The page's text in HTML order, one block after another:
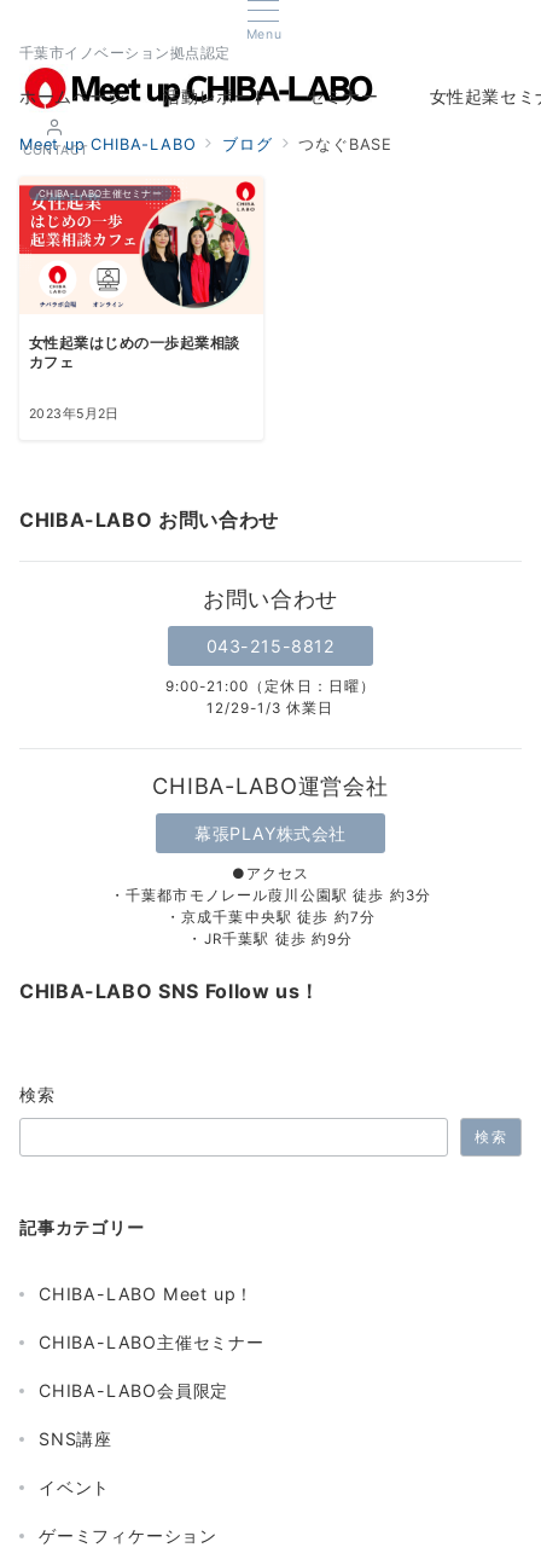
Menu
千葉市イノベーション拠点認定
CONTACT
ホームページ
Home
活動レポート セミナー 女性起業セミ
Meet up CHIBA-LABO ブログ つなぐBASE
CHIBA-LABO主催セミナー
女性起業はじめの一歩起業相談
カフェ
2023年5月2日
CHIBA-LABO お問い合わせ
お問い合わせ
043-215-8812
9:00-21:00（定休日：日曜）
12/29-1/3 休業日
CHIBA-LABO運営会社
幕張PLAY株式会社
●アクセス
・千葉都市モノレール葭川公園駅 徒歩 約3分
・京成千葉中央駅 徒歩 約7分
・JR千葉駅 徒歩 約9分
CHIBA-LABO SNS Follow us！
検索
検索
記事カテゴリー
CHIBA-LABO Meet up！
CHIBA-LABO主催セミナー
CHIBA-LABO会員限定
SNS講座
イベント
ゲーミフィケーション